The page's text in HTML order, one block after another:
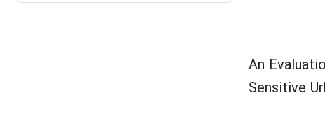
An
Sensitive